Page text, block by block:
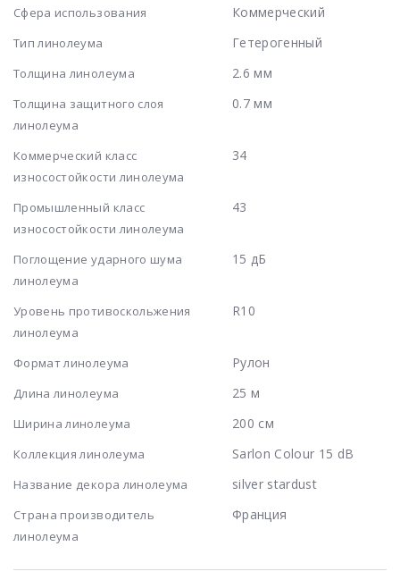
Сфера использования Коммерческий
Тип линолеума Гетерогенный
Толщина линолеума 2.6 мм
Толщина защитного слоя
линолеума
0.7 мм
Коммерческий класс
износостойкости линолеума
34
Промышленный класс
износостойкости линолеума
43
Поглощение ударного шума
линолеума
15 дБ
Уровень противоскольжения
линолеума
R10
Формат линолеума Рулон
Длина линолеума 25 м
Ширина линолеума 200 см
Коллекция линолеума Sarlon Colour 15 dB
Название декора линолеума silver stardust
Страна производитель
линолеума
Франция